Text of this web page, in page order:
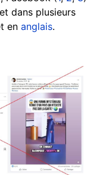
dans plusieurs
en anglais.